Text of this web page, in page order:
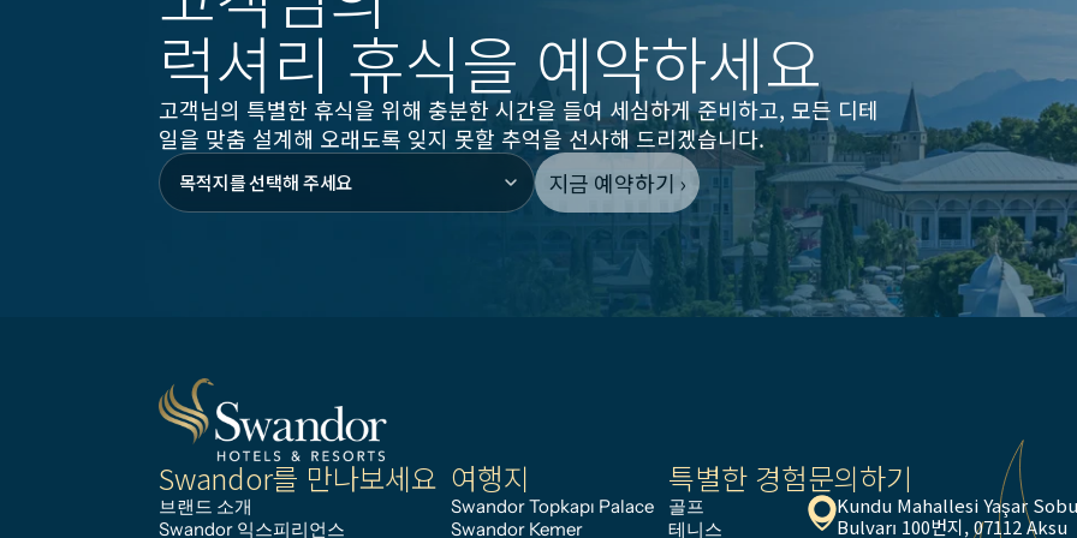
럭셔리 휴식을 예약하세요
고객님의 특별한 휴식을 위해 충분한 시간을 들여 세심하게 준비하고, 모든 디테
일을 맞춤 설계해 오래도록 잊지 못할 추억을 선사해 드리겠습니다.
지금 예약하기 ›
Swandor를 만나보세요
브랜드 소개
Swandor 익스피리언스
여행지
Swandor Topkapı Palace
Swandor Kemer
특별한 경험
골프
테니스
문의하기
Kundu Mahallesi Yaşar
Bulvarı 100번지, 07112 Aksu